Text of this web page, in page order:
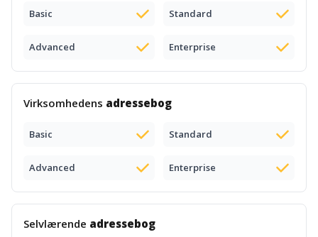
Basic Standard
Advanced Enterprise
Virksomhedens adressebog
Basic Standard
Advanced Enterprise
Selvlærende adressebog